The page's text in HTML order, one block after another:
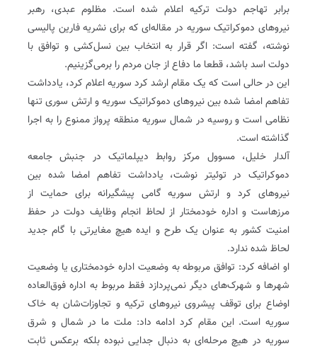
برابر تهاجم دولت ترکیه اعلام شده است. مظلوم عبدی، رهبر
نیروهای دموکراتیک سوریه در مقاله‌ای که برای نشریه فارین پالیسی
نوشته، گفته است: اگر قرار به انتخاب بین نسل‌کشی و توافق با
دولت اسد باشد، قطعا ما دفاع از جان مردم را برمی‌گزینیم.
این در حالی است که یک مقام ارشد کرد سوریه اعلام کرد، یادداشت
تفاهم امضا شده بین نیروهای دموکراتیک سوریه و ارتش سوری تنها
نظامی است و روسیه در شمال سوریه منطقه پرواز ممنوع را به اجرا
گذاشته است.
آلدار خلیل، مسوول مرکز روابط دیپلماتیک در جنبش جامعه
دموکراتیک در توئیتر نوشت، یادداشت تفاهم امضا شده بین
نیروهای کرد و ارتش سوریه گامی پیشگیرانه برای حمایت از
مرزهاست و اداره خودمختار از لحاظ انجام وظایف دولت در حفظ
امنیت کشور به عنوان یک طرح و ایده هیچ مغایرتی با گام جدید
لحاظ شده ندارد.
او اضافه کرد: توافق مربوطه به وضعیت اداره خودمختاری یا وضعیت
شهرها و شهرک‌های دیگر نمی‌پردازد فقط مربوط به اداره فوق‌العاده
اوضاع برای توقف پیشروی نیروهای ترکیه و تجاوزات‌شان به خاک
سوریه است. این مقام کرد ادامه داد: ملت ما در شمال و شرق
سوریه در هیچ مرحله‌ای به دنبال جدایی نبوده بلکه برعکس ثابت